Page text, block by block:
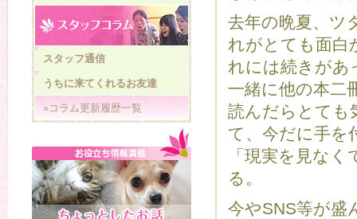
去年の晩夏、ツ
れがとても面白
れには続きがあ
一緒に他の本二
読んだらとても
て、今だに手を
「現実を見な
る。
今やSNS等が盛
スタッフ通信
うちに来てくれるお友達
»コラム更新履歴一覧